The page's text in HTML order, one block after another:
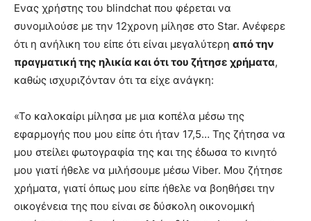
Ενας χρήστης του blindchat που φέρεται να
συνομιλούσε με την 12χρονη μίλησε στο Star. Ανέφερε
ότι η ανήλικη του είπε ότι είναι μεγαλύτερη από την
πραγματική της ηλικία και ότι του ζήτησε χρήματα,
καθώς ισχυριζόνταν ότι τα είχε ανάγκη:
«Το καλοκαίρι μίλησα με μια κοπέλα μέσω της
εφαρμογής που μου είπε ότι ήταν 17,5… Της ζήτησα να
μου στείλει φωτογραφία της και της έδωσα το κινητό
μου γιατί ήθελε να μιλήσουμε μέσω Viber. Μου ζήτησε
χρήματα, γιατί όπως μου είπε ήθελε να βοηθήσει την
οικογένεια της που είναι σε δύσκολη οικονομική